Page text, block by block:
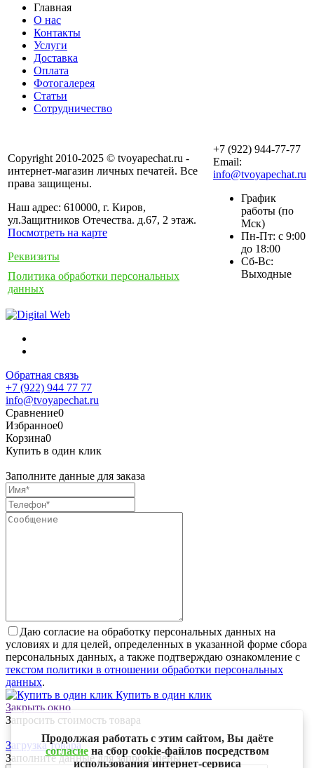
Главная
О нас
Контакты
Услуги
Доставка
Оплата
Фотогалерея
Статьи
Сотрудничество
Copyright 2010-2025 © tvoyapechat.ru -
интернет-магазин личных печатей. Все
права защищены.
Наш адрес: 610000, г. Киров,
ул.Защитников Отечества. д.67, 2 этаж.
Посмотреть на карте
Реквизиты
Политика обработки персональных
данных
+7 (922) 944-77-77
Email:
info@tvoyapechat.ru
График
работы (по
Мск)
Пн-Пт: с 9:00
до 18:00
Сб-Вс:
Выходные
Обратная связь
+7 (922) 944 77 77
info@tvoyapechat.ru
Сравнение0
Избранное0
Корзина0
Купить в один клик
Заполните данные для заказа
Даю согласие на обработку персональных данных на
условиях и для целей, определенных в указанной форме сбора
персональных данных, а также подтверждаю ознакомление с
текстом политики в отношении обработки персональных
данных.
Купить в один клик
Закрыть окно
Запросить стоимость товара
Загрузка товара
Заполните данные для запроса цены
Продолжая работать с этим сайтом, Вы даёте
согласиена сбор cookie-файлов посредством
использования интернет-сервиса